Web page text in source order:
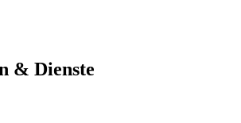
& Dienste